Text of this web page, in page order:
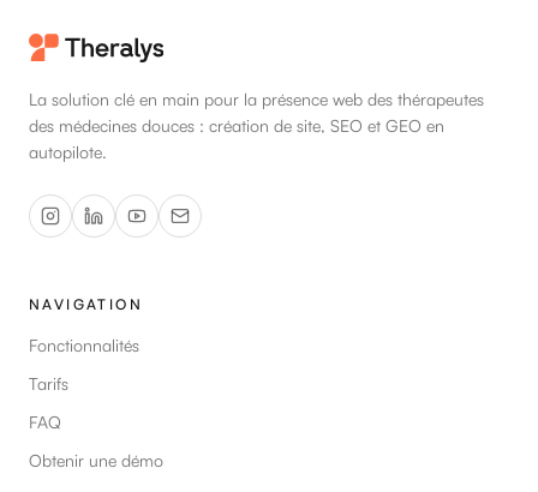
La solution clé en main pour la présence web des thérapeutes
des médecines douces : création de site, SEO et GEO en
autopilote.
NAVIGATION
Fonctionnalités
Tarifs
FAQ
Obtenir une démo